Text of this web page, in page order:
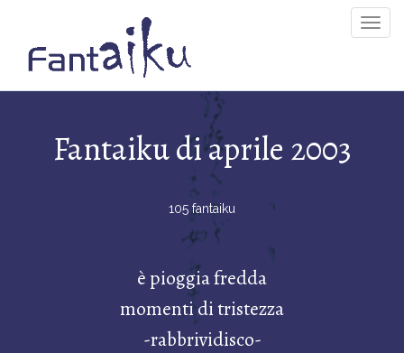
Fantaiku di aprile 2003
105 fantaiku
è pioggia fredda
momenti di tristezza
-rabbrividisco-